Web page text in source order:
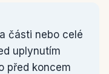
části nebo celé
uplynutím
před koncem